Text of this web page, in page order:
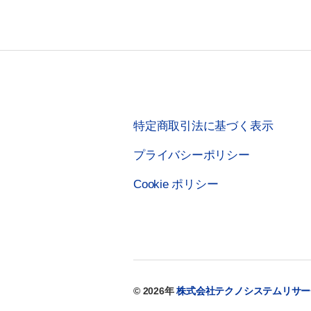
特定商取引法に基づく表示
プライバシーポリシー
Cookie ポリシー
© 2026年株式会社テクノシステムリサ